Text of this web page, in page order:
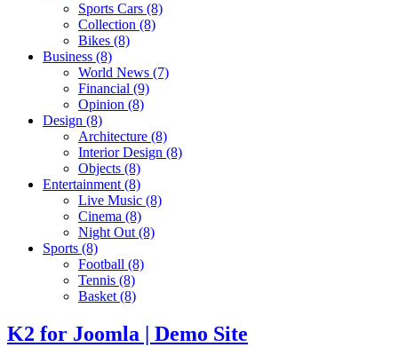
Sports Cars (8)
Collection (8)
Bikes (8)
Business (8)
World News (7)
Financial (9)
Opinion (8)
Design (8)
Architecture (8)
Interior Design (8)
Objects (8)
Entertainment(8)
Live Music (8)
Cinema (8)
Night Out(8)
Sports (8)
Football (8)
Tennis (8)
Basket(8)
K2 for Joomla | Demo Site